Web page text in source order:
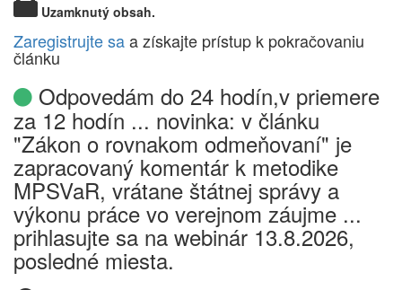
Uzamknutý obsah.
Zaregistrujte saa získajte prístup k pokračovaniu
článku
Odpovedám do 24 hodín,v priemere
za 12 hodín ... novinka: v článku
"Zákon o rovnakom odmeňovaní" je
zapracovaný komentár k metodike
MPSVaR, vrátane štátnej správy a
výkonu práce vo verejnom záujme ...
prihlasujte sa na webinár 13.8.2026,
posledné miesta.